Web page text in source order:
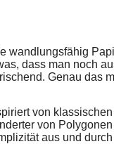
wandlungsfähig
dass man noch
Genau das
von
von
aus und